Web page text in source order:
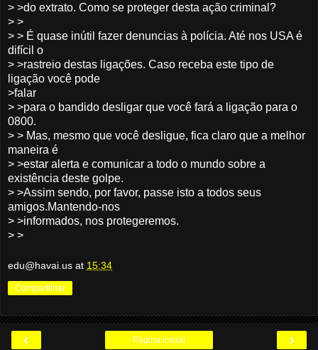
> >do extrato. Como se proteger desta ação criminal?
> >
> > É quase inútil fazer denuncias à polícia. Até nos USA é
difícil o
> >rastreio destas ligações. Caso receba este tipo de
ligação você pode
>falar
> >para o bandido desligar que você fará a ligação para o
0800.
> > Mas, mesmo que você desligue, fica claro que a melhor
maneira é
> >estar alerta e comunicar a todo o mundo sobre a
existência deste golpe.
> >Assim sendo, por favor, passe isto a todos seus
amigos.Mantendo-nos
> >informados, nos protegeremos.
> >
edu@havai.us at 15:34
Compartilhar
‹ ›
Página inicial